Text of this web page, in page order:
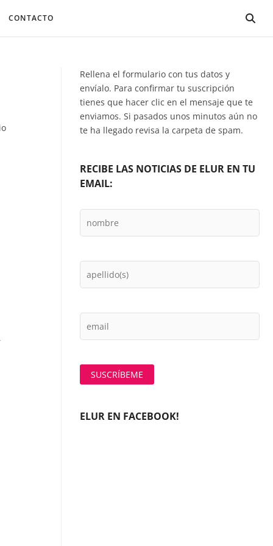
CONTACTO
Rellena el formulario con tus datos y
envíalo. Para confirmar tu suscripción
tienes que hacer clic en el mensaje que te
enviamos. Si pasados unos minutos aún no
te ha llegado revisa la carpeta de spam.
RECIBE LAS NOTICIAS DE ELUR EN TU
EMAIL:
ELUR EN FACEBOOK!